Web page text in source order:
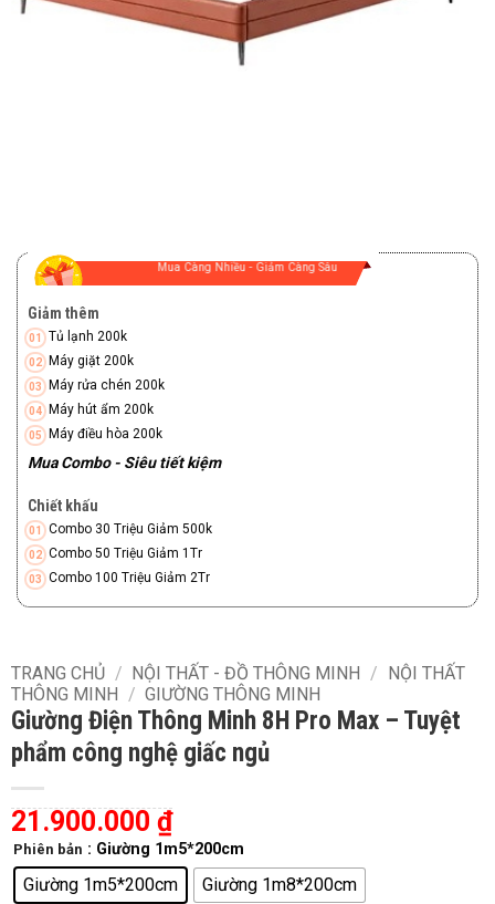
Mua Càng Nhiều - Giảm Càng Sâu
Giảm thêm
Tủ lạnh 200k
Máy giặt 200k
Máy rửa chén 200k
Máy hút ẩm 200k
Máy điều hòa 200k
Mua Combo - Siêu tiết kiệm
Chiết khấu
Combo 30 Triệu Giảm 500k
Combo 50 Triệu Giảm 1Tr
Combo 100 Triệu Giảm 2Tr
TRANG CHỦ / NỘI THẤT - ĐỒ THÔNG MINH / NỘI THẤT
THÔNG MINH / GIƯỜNG THÔNG MINH
Giường Điện Thông Minh 8H Pro Max – Tuyệt
phẩm công nghệ giấc ngủ
21.900.000 ₫
Phiên bản : Giường 1m5*200cm
Giường 1m5*200cm
Giường 1m8*200cm